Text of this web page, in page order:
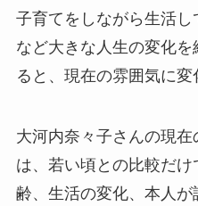
子育てをしながら生活
など大きな人生の変化を
ると、現在の雰囲気に変
大河内奈々子さんの現
は、若い頃との比較だ
齢、生活の変化、本人が